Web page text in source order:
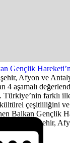
Gençlik
Afyon ve
4 aşamalı
Türkiye’nin farklı
çeşitliliğini
Balkan Gençlik
Eskişehir,